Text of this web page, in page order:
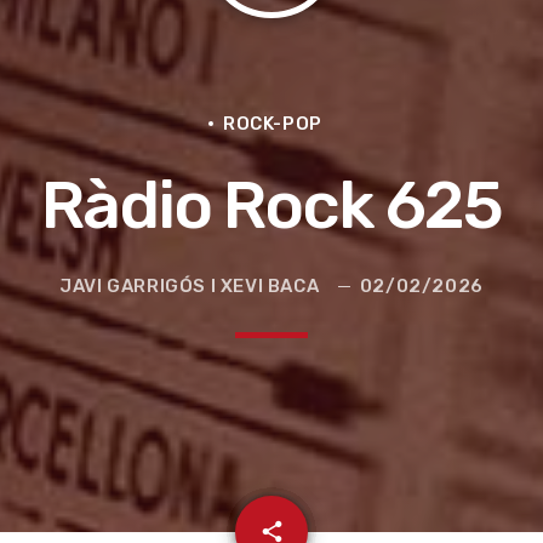
la ruta de la seda
ROCK-POP
Ràdio Rock 625
JAVI GARRIGÓS I XEVI BACA 02/02/2026
share
email